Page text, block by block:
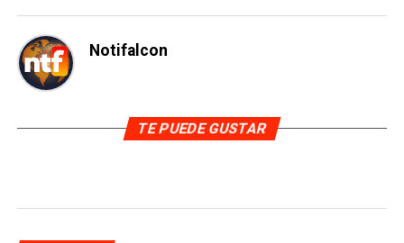
Notifalcon
TE PUEDE GUSTAR